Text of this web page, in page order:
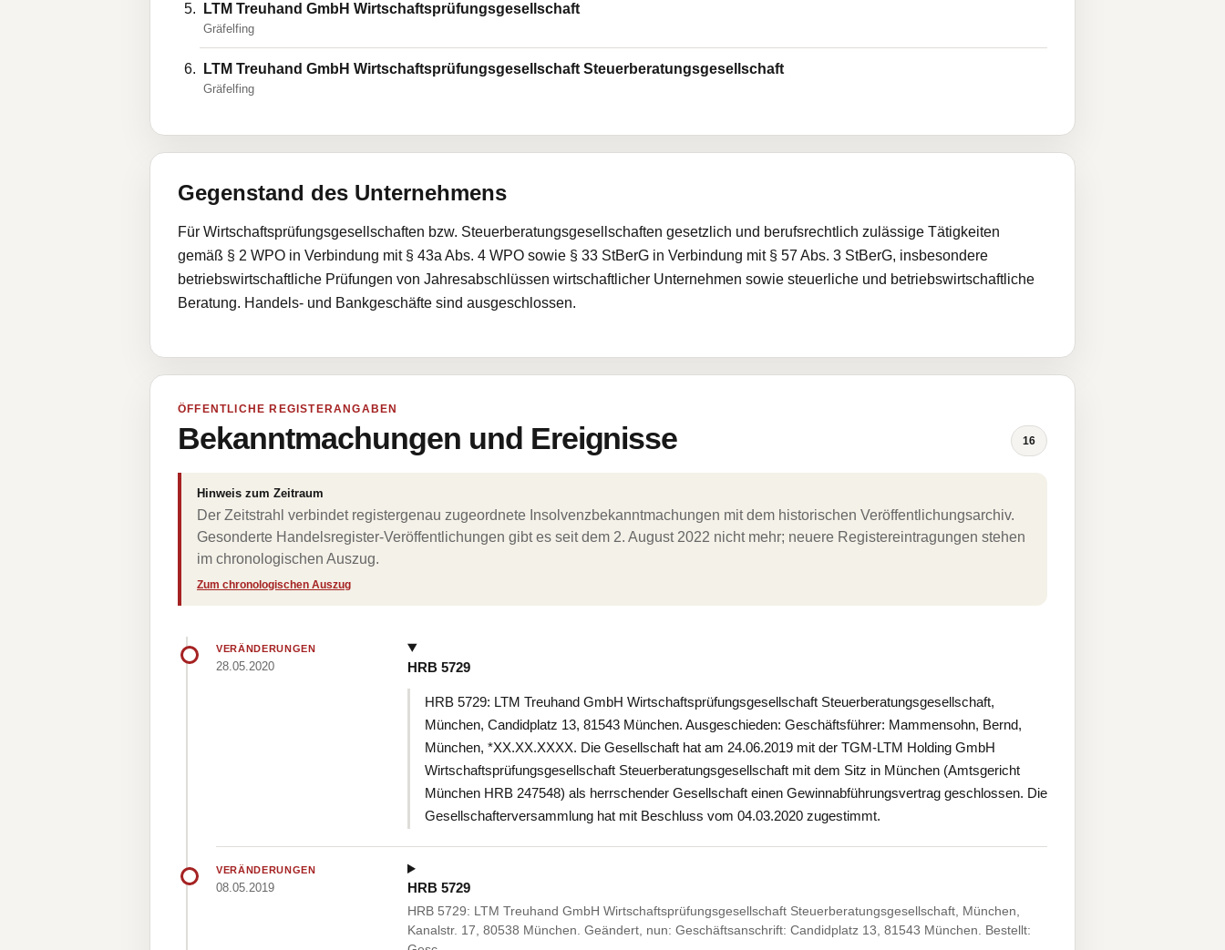
LTM Treuhand GmbH Wirtschaftsprüfungsgesellschaft
Gräfelfing
LTM Treuhand GmbH Wirtschaftsprüfungsgesellschaft Steuerberatungsgesellschaft
Gräfelfing
Gegenstand des Unternehmens
Für Wirtschaftsprüfungsgesellschaften bzw. Steuerberatungsgesellschaften gesetzlich und berufsrechtlich zulässige Tätigkeiten
gemäß § 2 WPO in Verbindung mit § 43a Abs. 4 WPO sowie § 33 StBerG in Verbindung mit § 57 Abs. 3 StBerG, insbesondere
betriebswirtschaftliche Prüfungen von Jahresabschlüssen wirtschaftlicher Unternehmen sowie steuerliche und betriebswirtschaftliche
Beratung. Handels- und Bankgeschäfte sind ausgeschlossen.
ÖFFENTLICHE REGISTERANGABEN
Bekanntmachungen und Ereignisse 16
Hinweis zum Zeitraum
Der Zeitstrahl verbindet registergenau zugeordnete Insolvenzbekanntmachungen mit dem historischen Veröffentlichungsarchiv.
Gesonderte Handelsregister-Veröffentlichungen gibt es seit dem 2. August 2022 nicht mehr; neuere Registereintragungen stehen
im chronologischen Auszug.
Zum chronologischen Auszug
VERÄNDERUNGEN
28.05.2020 HRB 5729
HRB 5729: LTM Treuhand GmbH Wirtschaftsprüfungsgesellschaft Steuerberatungsgesellschaft,
München, Candidplatz 13, 81543 München. Ausgeschieden: Geschäftsführer: Mammensohn, Bernd,
München, *XX.XX.XXXX. Die Gesellschaft hat am 24.06.2019 mit der TGM-LTM Holding GmbH
Wirtschaftsprüfungsgesellschaft Steuerberatungsgesellschaft mit dem Sitz in München (Amtsgericht
München HRB 247548) als herrschender Gesellschaft einen Gewinnabführungsvertrag geschlossen. Die
Gesellschafterversammlung hat mit Beschluss vom 04.03.2020 zugestimmt.
VERÄNDERUNGEN
08.05.2019 HRB 5729
HRB 5729: LTM Treuhand GmbH Wirtschaftsprüfungsgesellschaft Steuerberatungsgesellschaft, München,
Kanalstr. 17, 80538 München. Geändert, nun: Geschäftsanschrift: Candidplatz 13, 81543 München. Bestellt: